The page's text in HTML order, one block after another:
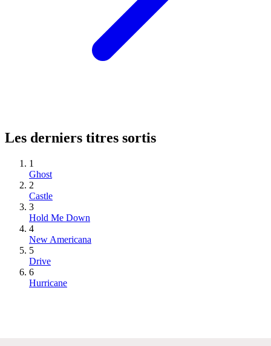
Les derniers titres sortis
1
Ghost
2
Castle
3
Hold Me Down
4
New Americana
5
Drive
6
Hurricane